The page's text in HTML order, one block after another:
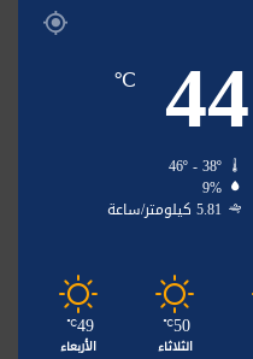
44
℃
46º - 38º
9%
5.81 كيلومتر/ساعة
50
℃
الثلاثاء
49
℃
الأربعاء